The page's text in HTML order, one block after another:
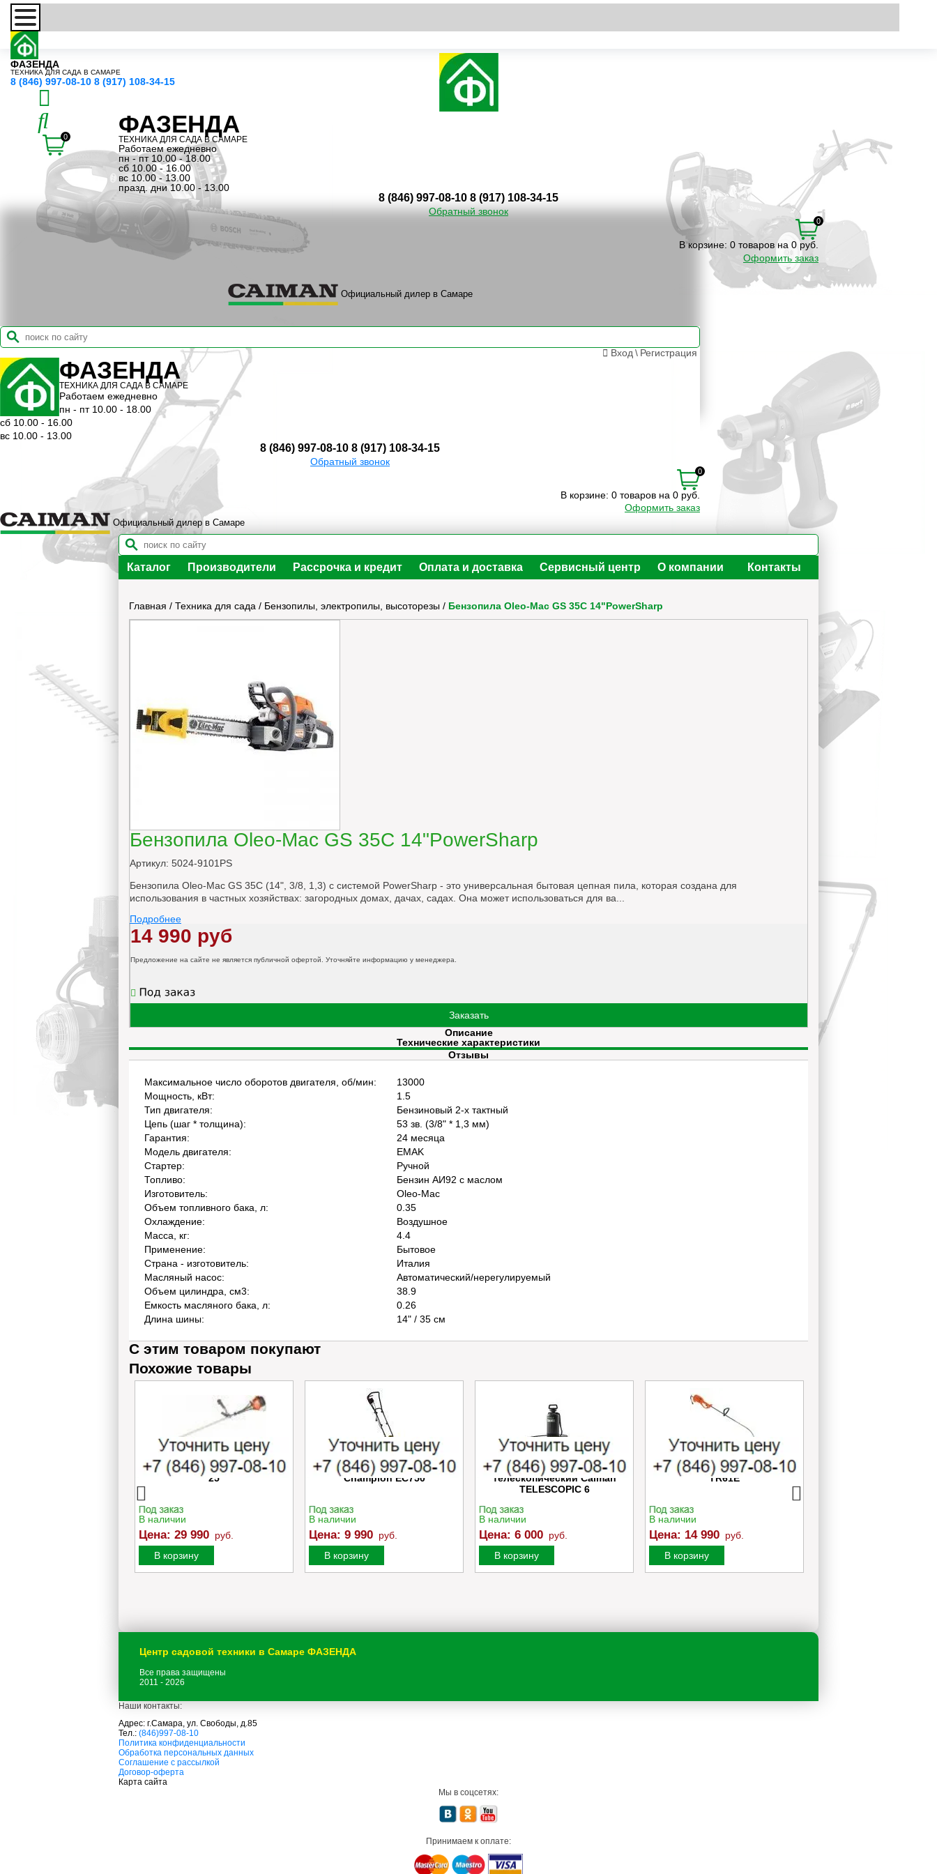
ФАЗЕНДА
ТЕХНИКА ДЛЯ САДА В САМАРЕ
8 (846) 997-08-10 8 (917) 108-34-15
0 ФАЗЕНДА
ТЕХНИКА ДЛЯ САДА В САМАРЕ
Работаем ежедневно
пн - пт 10.00 - 18.00
сб 10.00 - 16.00
вс 10.00 - 13.00
празд. дни 10.00 - 13.00
8 (846) 997-08-10 8 (917) 108-34-15
Обратный звонок
0
В корзине: 0 товаров на 0 руб.
Оформить заказ
Официальный дилер в Самаре
Вход \ Регистрация
ФАЗЕНДА
ТЕХНИКА ДЛЯ САДА В САМАРЕ
Работаем ежедневно
пн - пт 10.00 - 18.00
сб 10.00 - 16.00
вс 10.00 - 13.00
8 (846) 997-08-10 8 (917) 108-34-15
Обратный звонок
0
В корзине: 0 товаров на 0 руб.
Оформить заказ
Официальный дилер в Самаре
Каталог Производители Рассрочка и кредит Оплата и доставка Сервисный центр О компании Контакты
Главная / Техника для сада / Бензопилы, электропилы, высоторезы / Бензопила Oleo-Mac GS 35C 14"PowerSharp
Бензопила Oleo-Mac GS 35C 14"PowerSharp
Артикул: 5024-9101PS
Бензопила Oleo-Mac GS 35C (14", 3/8, 1,3) с системой PowerSharp - это универсальная бытовая цепная пила, которая создана для
использования в частных хозяйствах: загородных домах, дачах, садах. Она может использоваться для ва...
Подробнее
14 990 руб
Предложение на сайте не является публичной офертой. Уточняйте информацию у менеджера.
Заказать
Описание
Технические характеристики
Отзывы
Максимальное число оборотов двигателя, об/мин:
13000
Мощность, кВт:
1.5
Тип двигателя:
Бензиновый 2-х тактный
Цепь (шаг * толщина):
53 зв. (3/8" * 1,3 мм)
Гарантия:
24 месяца
Модель двигателя:
EMAK
Стартер:
Ручной
Топливо:
Бензин АИ92 с маслом
Изготовитель:
Oleo-Mac
Объем топливного бака, л:
0.35
Охлаждение:
Воздушное
Масса, кг:
4.4
Применение:
Бытовое
Страна - изготовитель:
Италия
Масляный насос:
Автоматический/нерегулируемый
Объем цилиндра, см3:
38.9
Емкость масляного бака, л:
0.26
Длина шины:
14" / 35 см
С этим товаром покупают
Похожие товары
Бензокоса Oleo-Mac SPARTA
25
В наличии
Цена: 29 990 руб.
В корзину
Электрический культиватор
Champion EC750
В наличии
Цена: 9 990 руб.
В корзину
Опрыскиватель ручной
телескопический Caiman
TELESCOPIC 6
В наличии
Цена: 6 000 руб.
В корзину
Электротриммер Oleo-Mac
TR61E
В наличии
Цена: 14 990 руб.
В корзину
Центр садовой техники в Самаре ФАЗЕНДА
Все права защищены
2011 - 2026
Наши контакты:
Адрес: г.Самара, ул. Свободы, д.85
Тел.: (846)997-08-10
с
а
д
о
в
Политика конфиденциальности
Обработка персональных данных
Соглашение с рассылкой
Договор-оферта
Карта сайта
Мы в соцсетях:
Принимаем к оплате: